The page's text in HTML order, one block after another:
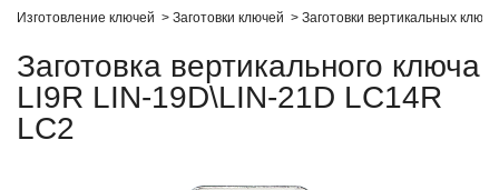
Изготовление ключей Заготовки ключей Заготовки вертикальных
Заготовка вертикального ключа
LI9R LIN-19D\LIN-21D LC14R
LC2